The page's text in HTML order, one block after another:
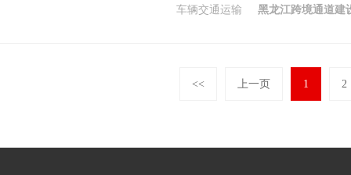
车辆交通运输 黑龙江跨境通道建
<< 上一页 1 2